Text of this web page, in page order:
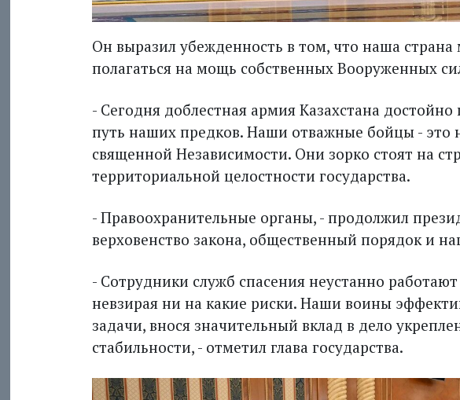
Он выразил убежденность в том, что наша
полагаться на мощь собственных Вооруженных
- Сегодня доблестная армия Казахстана
путь наших предков. Наши отважные бойцы -
священной Независимости. Они зорко стоят на
территориальной целостности государства.
- Правоохранительные органы, - продолжил
верховенство закона, общественный порядок и
- Сотрудники служб спасения неустанно
невзирая ни на какие риски. Наши воины
задачи, внося значительный вклад в дело
стабильности, - отметил глава государства.